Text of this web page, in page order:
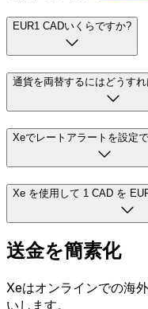
EUR1 CADいくらですか?
通貨を両替するにはどうす
Xeでレートアラートを設定
Xe を使用して 1 CAD を
送金を簡素化
Xeはオンラインでの海
いします。